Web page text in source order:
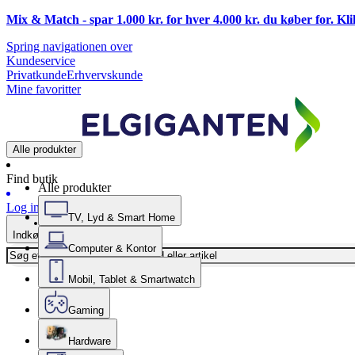
Mix & Match - spar 1.000 kr. for hver 4.000 kr. du køber for.
Spring navigationen over
Kundeservice
PrivatkundeErhvervskunde
Mine favoritter
Alle produkter
Find butik
Log ind
Indkøbskurv
Alle produkter
TV, Lyd & Smart Home
Computer & Kontor
Mobil, Tablet & Smartwatch
Gaming
Hardware